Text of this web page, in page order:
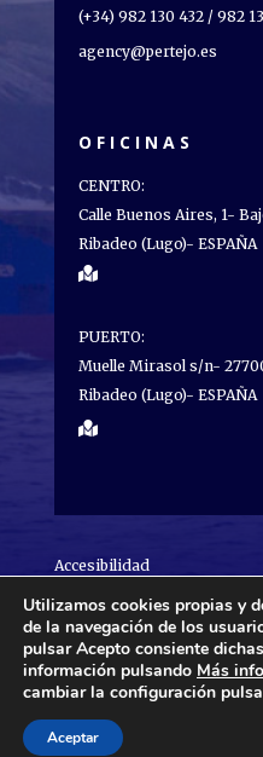
(+34) 982 130 432 / 982
agency@pertejo.es
OFICINAS
CENTRO:
Calle Buenos Aires, 1-
Ribadeo (Lugo)- ESPAÑA

PUERTO:
Muelle Mirasol s/n-
Ribadeo (Lugo)- ESPAÑA

Accesibilidad
Aviso legal
Política de cookies
Política de privacidad
Utilizamos cookies propias y
de la navegación de los
pulsar Acepto consiente
información pulsando Más
cambiar la configuración
Aceptar